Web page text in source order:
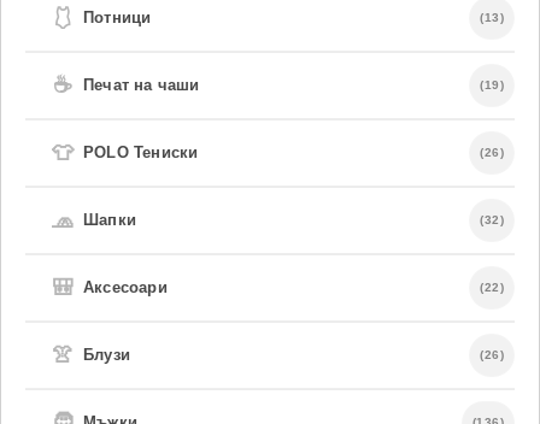
🩱 Потници (13)
☕ Печат на чаши (19)
👕 POLO Тениски (26)
🧢 Шапки (32)
🎒 Аксесоари (22)
👚 Блузи (26)